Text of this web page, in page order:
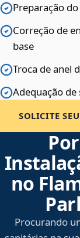
Preparação
Correção de
base
Troca de anel
Adequação
SOLICITE
no
Procurando